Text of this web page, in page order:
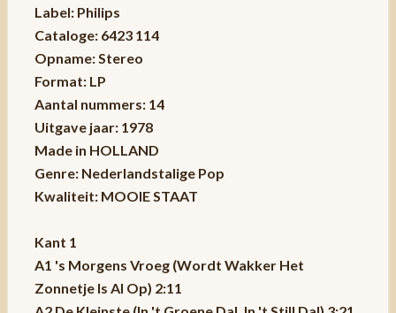
Label: Philips
Cataloge: 6423 114
Opname: Stereo
Format: LP
Aantal nummers: 14
Uitgave jaar: 1978
Made in HOLLAND
Genre: Nederlandstalige Pop
Kwaliteit: MOOIE STAAT
Kant 1
A1 's Morgens Vroeg (Wordt Wakker Het
Zonnetje Is Al Op) 2:11